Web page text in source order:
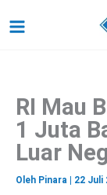
ke
RI Mau
1 Juta
Luar
Oleh Pinara 22 Juli
a